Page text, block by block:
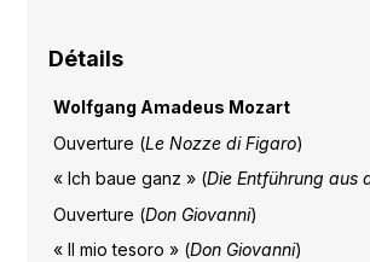
Détails
Wolfgang Amadeus Mozart
Ouverture (Le Nozze di Figaro)
« Ich baue ganz » (Die Entführung aus
Ouverture (Don Giovanni)
« Il mio tesoro » (Don Giovanni)